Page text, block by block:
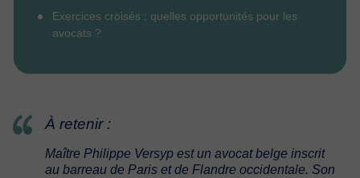
Exercices croisés : quelles opportunités pour les
avocats ?
À retenir :
Maître Philippe Versyp est un avocat belge inscrit
au barreau de Paris et de Flandre occidentale. Son